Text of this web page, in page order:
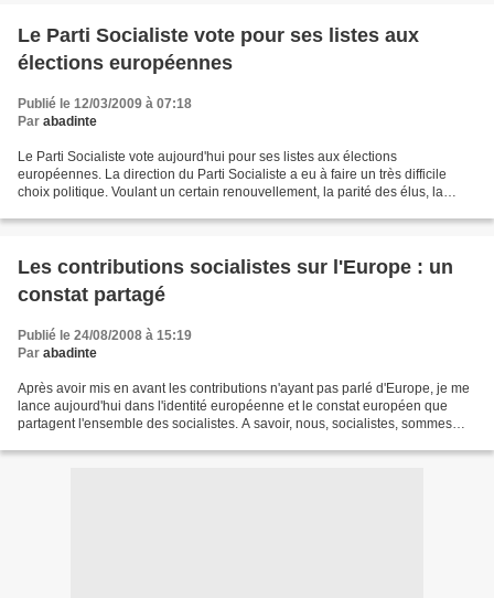
Le Parti Socialiste vote pour ses listes aux
élections européennes
Publié le 12/03/2009 à 07:18
Par abadinte
Le Parti Socialiste vote aujourd'hui pour ses listes aux élections
européennes. La direction du Parti Socialiste a eu à faire un très difficile
choix politique. Voulant un certain renouvellement, la parité des élus, la
Les contributions socialistes sur l'Europe : un
constat partagé
Publié le 24/08/2008 à 15:19
Par abadinte
Après avoir mis en avant les contributions n'ayant pas parlé d'Europe, je me
lance aujourd'hui dans l'identité européenne et le constat européen que
partagent l'ensemble des socialistes. A savoir, nous, socialistes, sommes